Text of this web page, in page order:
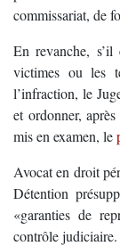
commissariat, de
En revanche,
victimes ou les
l’infraction, le
et ordonner,
mis en examen, le
Avocat en droit
Détention
«garanties de
contrôle judiciaire.